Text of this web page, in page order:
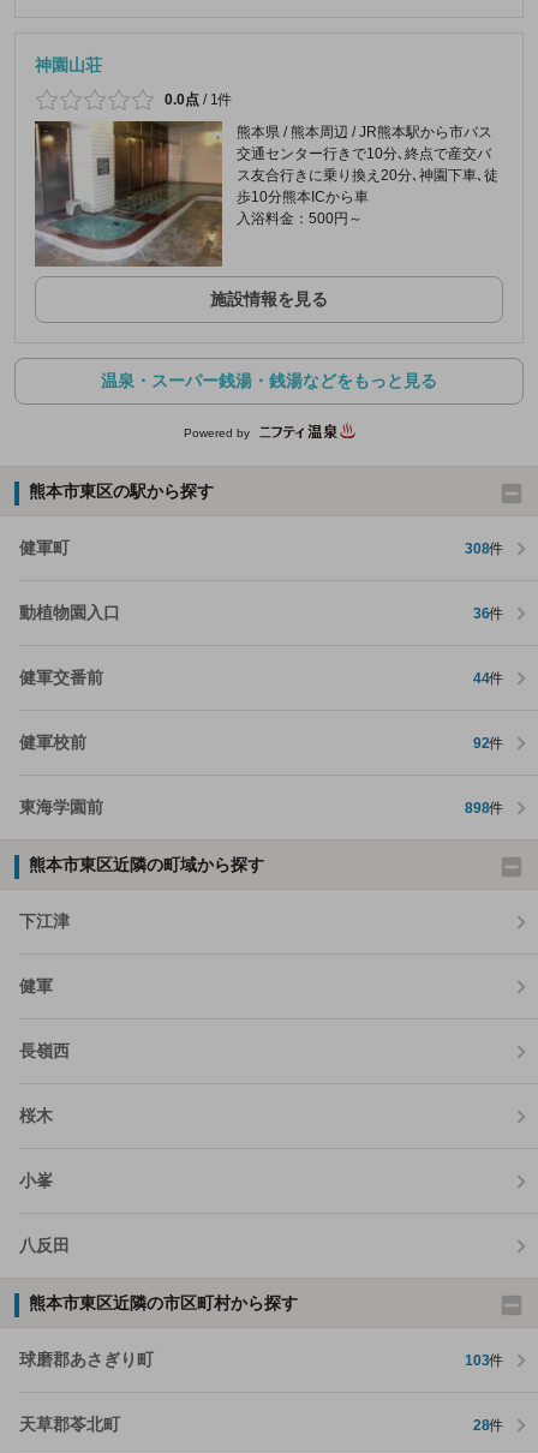
神園山荘
0.0点 / 1件
熊本県 / 熊本周辺 / JR熊本駅から市バス
交通センター行きで10分､終点で産交バ
ス友合行きに乗り換え20分､神園下車､徒
歩10分熊本ICから車
入浴料金：500円～
施設情報を見る
温泉・スーパー銭湯・銭湯などをもっと見る
Powered by
熊本市東区の駅から探す
健軍町 308件
動植物園入口 36件
健軍交番前 44件
健軍校前 92件
東海学園前 898件
熊本市東区近隣の町域から探す
下江津
健軍
長嶺西
桜木
小峯
八反田
熊本市東区近隣の市区町村から探す
球磨郡あさぎり町 103件
天草郡苓北町 28件